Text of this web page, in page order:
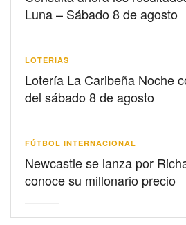
Luna – Sábado 8 de agosto
LOTERIAS
Lotería La Caribeña Noche
del sábado 8 de agosto
FÚTBOL INTERNACIONAL
Newcastle se lanza por
conoce su millonario precio